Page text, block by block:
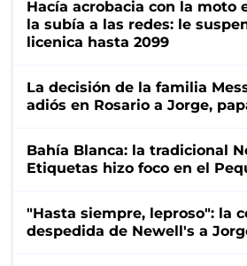
Hacía acrobacia con la moto
la subía a las redes: le
licenica hasta 2099
La decisión de la familia
adiós en Rosario a Jorge,
Bahía Blanca: la tradicional
Etiquetas hizo foco en el
"Hasta siempre, leproso": la
despedida de Newell's a